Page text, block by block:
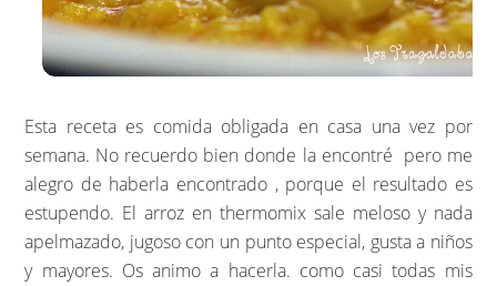
Esta receta es comida obligada en casa una vez por
semana. No recuerdo bien donde la encontré pero me
alegro de haberla encontrado , porque el resultado es
estupendo. El arroz en thermomix sale meloso y nada
apelmazado, jugoso con un punto especial, gusta a niños
y mayores. Os animo a hacerla. como casi todas mis